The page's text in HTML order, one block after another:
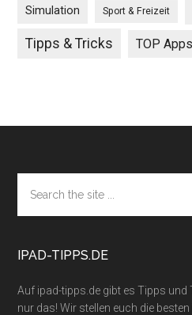
Simulation Sport & Freizeit
Tipps & Tricks TOP Apps
Footer
the
site
IPAD-TIPPS.DE
Auf ipad-tipps.de gibt es Tipps
nur das! Wir stellen euch die